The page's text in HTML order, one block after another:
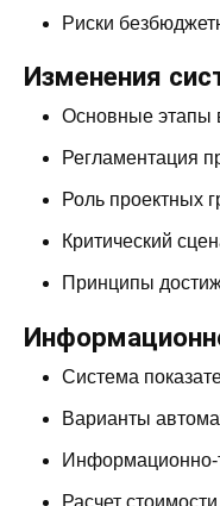
Риски
Изменения
Основные этапы
Регламентация
Роль проектных
Критический
Принципы
Система
Варианты
Информационно-
Расчет